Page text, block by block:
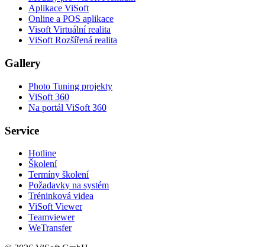
Aplikace ViSoft
Online a POS aplikace
Visoft Virtuální realita
ViSoft Rozšířená realita
Gallery
Photo Tuning projekty
ViSoft 360
Na portál ViSoft 360
Service
Hotline
Školení
Termíny školení
Požadavky na systém
Tréninková videa
ViSoft Viewer
Teamviewer
WeTransfer